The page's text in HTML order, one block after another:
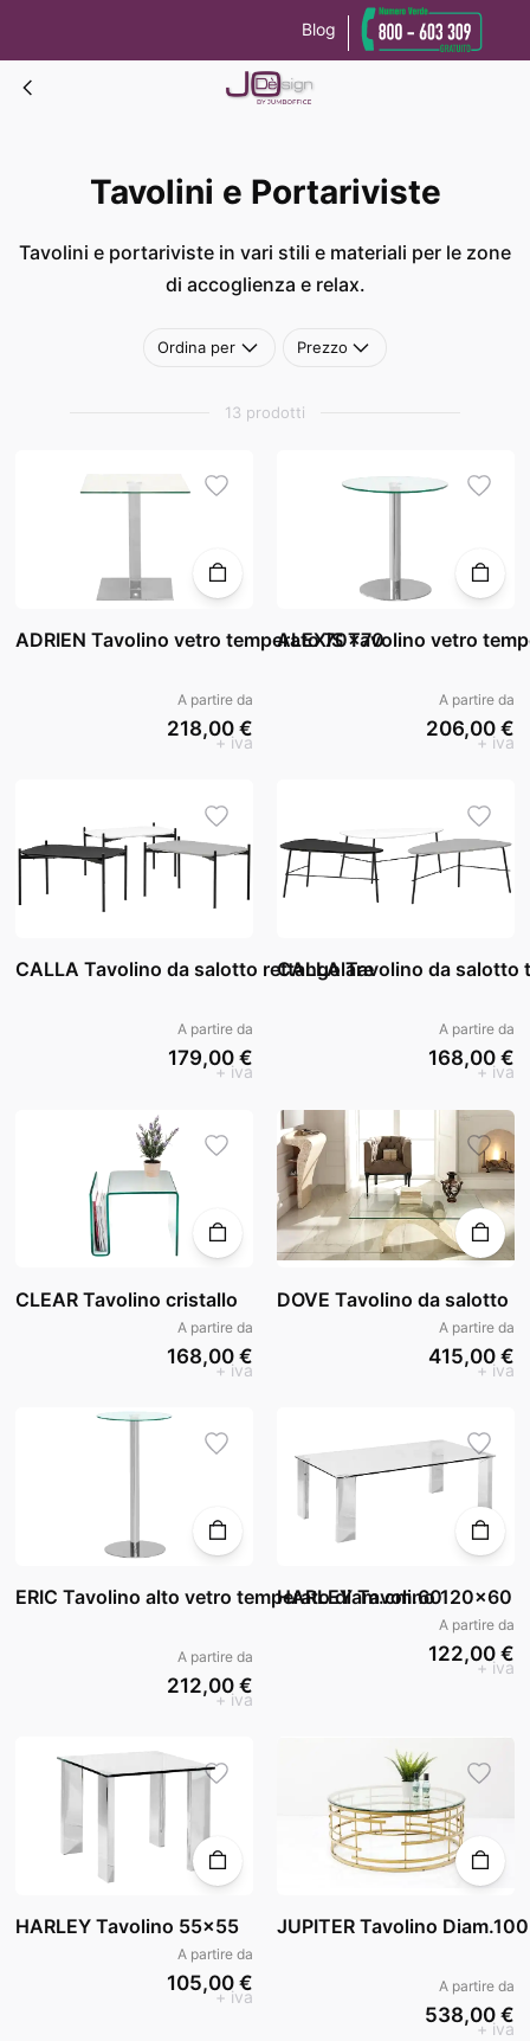
Blog
Tavolini e Portariviste
Tavolini e Portariviste
Tavolini e portariviste in vari stili e materiali per le zone
di accoglienza e relax.
Ordina per Prezzo
13 prodotti
ADRIEN Tavolino vetro temperato 70x70
A partire da
218,00 €
+ iva
ALEXIS Tavolino vetro
A partire da
206,00 €
+ iva
CALLA Tavolino da salotto rettangolare
A partire da
179,00 €
+ iva
CALLA Tavolino da salotto
A partire da
168,00 €
+ iva
CLEAR Tavolino cristallo
A partire da
168,00 €
+ iva
DOVE Tavolino da salotto
A partire da
415,00 €
+ iva
ERIC Tavolino alto vetro temperato diam.cm.60
A partire da
212,00 €
+ iva
HARLEY Tavolino 120x60
A partire da
122,00 €
+ iva
HARLEY Tavolino 55x55
A partire da
105,00 €
+ iva
JUPITER Tavolino Diam.100
A partire da
538,00 €
+ iva
Informativa sulla raccolta
Le tue preferenze relative alla privacy